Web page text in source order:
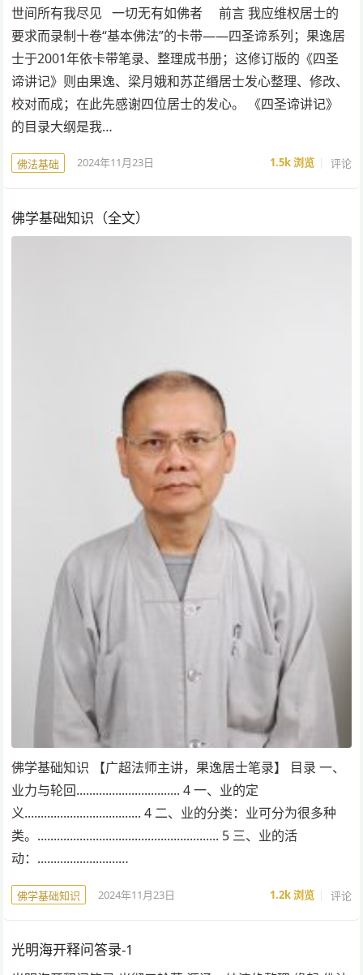
世间所有我尽见 一切无有如佛者 前言 我应维权居士的
要求而录制十卷“基本佛法”的卡带——四圣谛系列；果逸居
士于2001年依卡带笔录、整理成书册；这修订版的《四圣
谛讲记》则由果逸、梁月娥和苏芷缗居士发心整理、修改、
校对而成；在此先感谢四位居士的发心。 《四圣谛讲记》
的目录大纲是我…
佛法基础 2024年11月23日 1.5k浏览 评论
佛学基础知识（全文）
佛学基础知识 【广超法师主讲，果逸居士笔录】 目录 一、
业力与轮回................................ 4 一、业的定
义.................................... 4 二、业的分类：业可分为很多种
类。........................................................ 5 三、业的活
动：.........................…
佛学基础知识 2024年11月23日 1.2k浏览 评论
光明海开释问答录-1